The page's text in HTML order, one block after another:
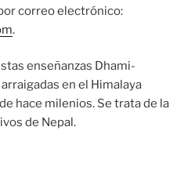
correo electrónico:
.
enseñanzas Dhami-
en el Himalaya
hace milenios. Se trata de la
de Nepal.